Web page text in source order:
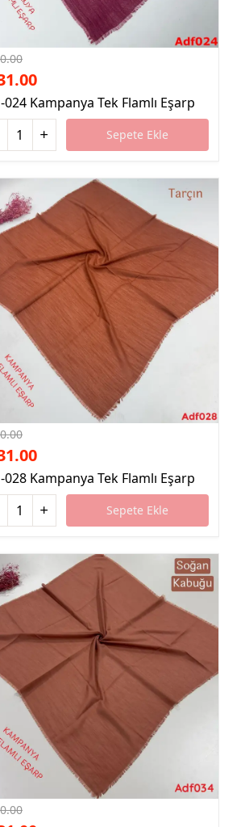
024 Kampanya Tek Flamlı Eşarp
Sepete Ekle
028 Kampanya Tek Flamlı Eşarp
Sepete Ekle